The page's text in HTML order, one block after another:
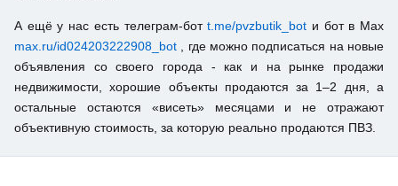
А ещё у нас есть телеграм-ботt.me/pvzbutik_bot и бот в Max
max.ru/id024203222908_bot
, где можно подписаться на новые
объявления со своего города - как и на рынке продажи
недвижимости, хорошие объекты продаются за 1–2 дня, а
остальные остаются «висеть» месяцами и не отражают
объективную стоимость, за которую реально продаются ПВЗ.